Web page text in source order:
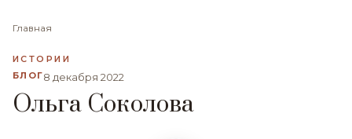
Главная
ИСТОРИИ
БЛОГ8 декабря 2022
Ольга Соколова